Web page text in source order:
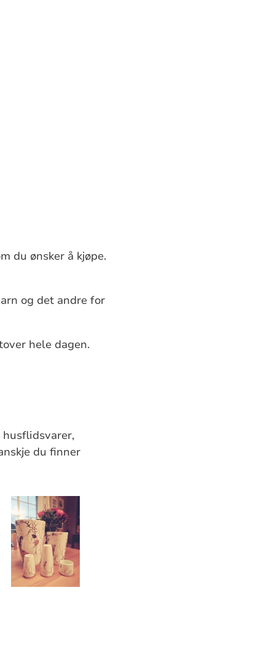
du ønsker å kjøpe.
og det andre for
hele dagen.
du finner